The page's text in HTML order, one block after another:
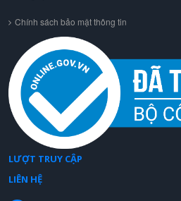
Chính sách bảo mật thông tin
LƯỢT TRUY CẬP
LIÊN HỆ